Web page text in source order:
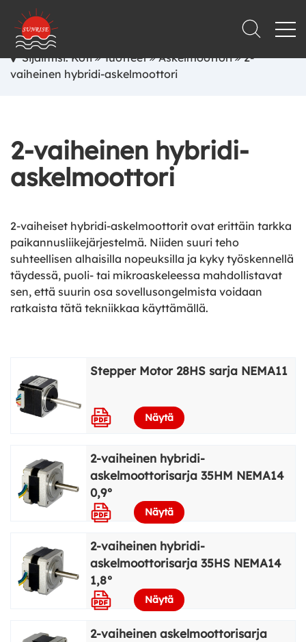
Sijaintisi: Koti Tuotteet Askelmoottori
2-
vaiheinen hybridi-askelmoottori
2-vaiheinen hybridi-
askelmoottori
2-vaiheiset hybridi-askelmoottorit ovat erittäin tarkka
paikannusliikejärjestelmä. Niiden suuri teho
suhteellisen alhaisilla nopeuksilla ja kyky työskennellä
täydessä, puoli- tai mikroaskeleessa mahdollistavat
sen, että suurin osa sovellusongelmista voidaan
ratkaista tätä tekniikkaa käyttämällä.
Näytä lisääStepper Motor 28HS sarja NEMA11
Näytä
2-vaiheinen hybridi-
askelmoottorisarja 35HM NEMA14
0,9°
Näytä
2-vaiheinen hybridi-
askelmoottorisarja 35HS NEMA14
1,8°
Näytä
2-vaiheinen askelmoottorisarja